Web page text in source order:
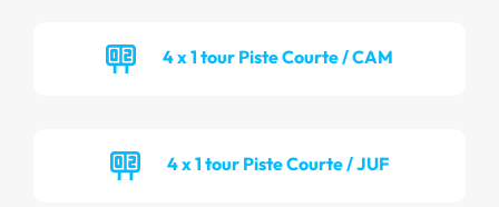
4 x 1 tour Piste Courte / CAM
4 x 1 tour Piste Courte / JUF